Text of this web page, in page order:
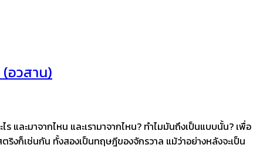
อวสาน)
ร และมาจากไหน และเรามาจากไหน? ทำไมมันถึงเป็นแบบนั้น? เพื่อ
งก็เช่นกัน ทั้งสองเป็นทฤษฎีของจักรวาล แม้ว่าอย่างหลังจะเป็น